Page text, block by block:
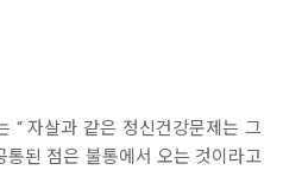
“ 자살과 같은 정신건강문제는 그
된 점은 불통에서 오는 것이라고